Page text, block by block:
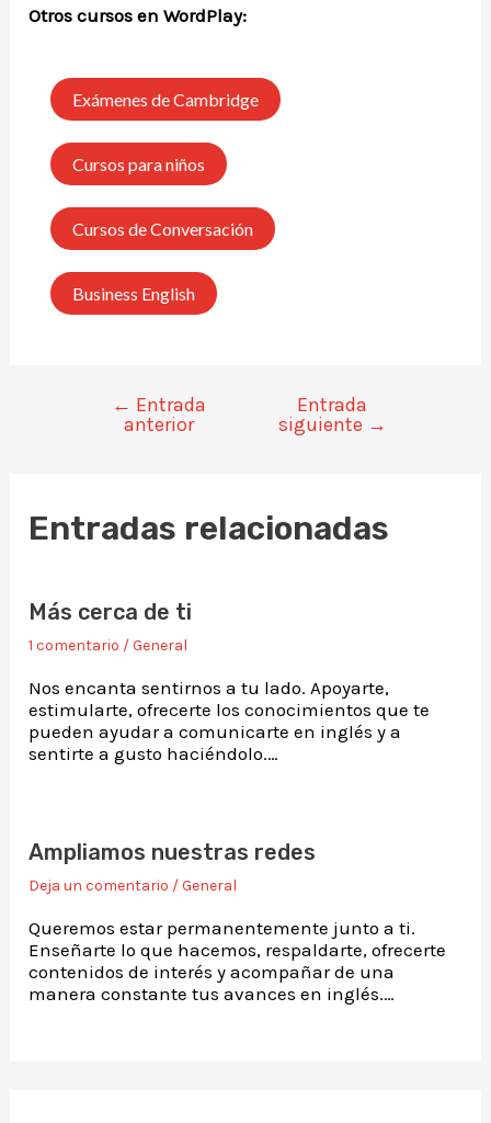
Otros cursos en WordPlay:
Exámenes de Cambridge
Cursos para niños
Cursos de Conversación
Business English
← Entrada
anterior
Entrada
siguiente →
Entradas relacionadas
Más cerca de ti
1 comentario /General
Nos encanta sentirnos a tu lado. Apoyarte,
estimularte, ofrecerte los conocimientos que te
pueden ayudar a comunicarte en inglés y a
sentirte a gusto haciéndolo.…
Ampliamos nuestras redes
Deja un comentario /General
Queremos estar permanentemente junto a ti.
Enseñarte lo que hacemos, respaldarte, ofrecerte
contenidos de interés y acompañar de una
manera constante tus avances en inglés.…